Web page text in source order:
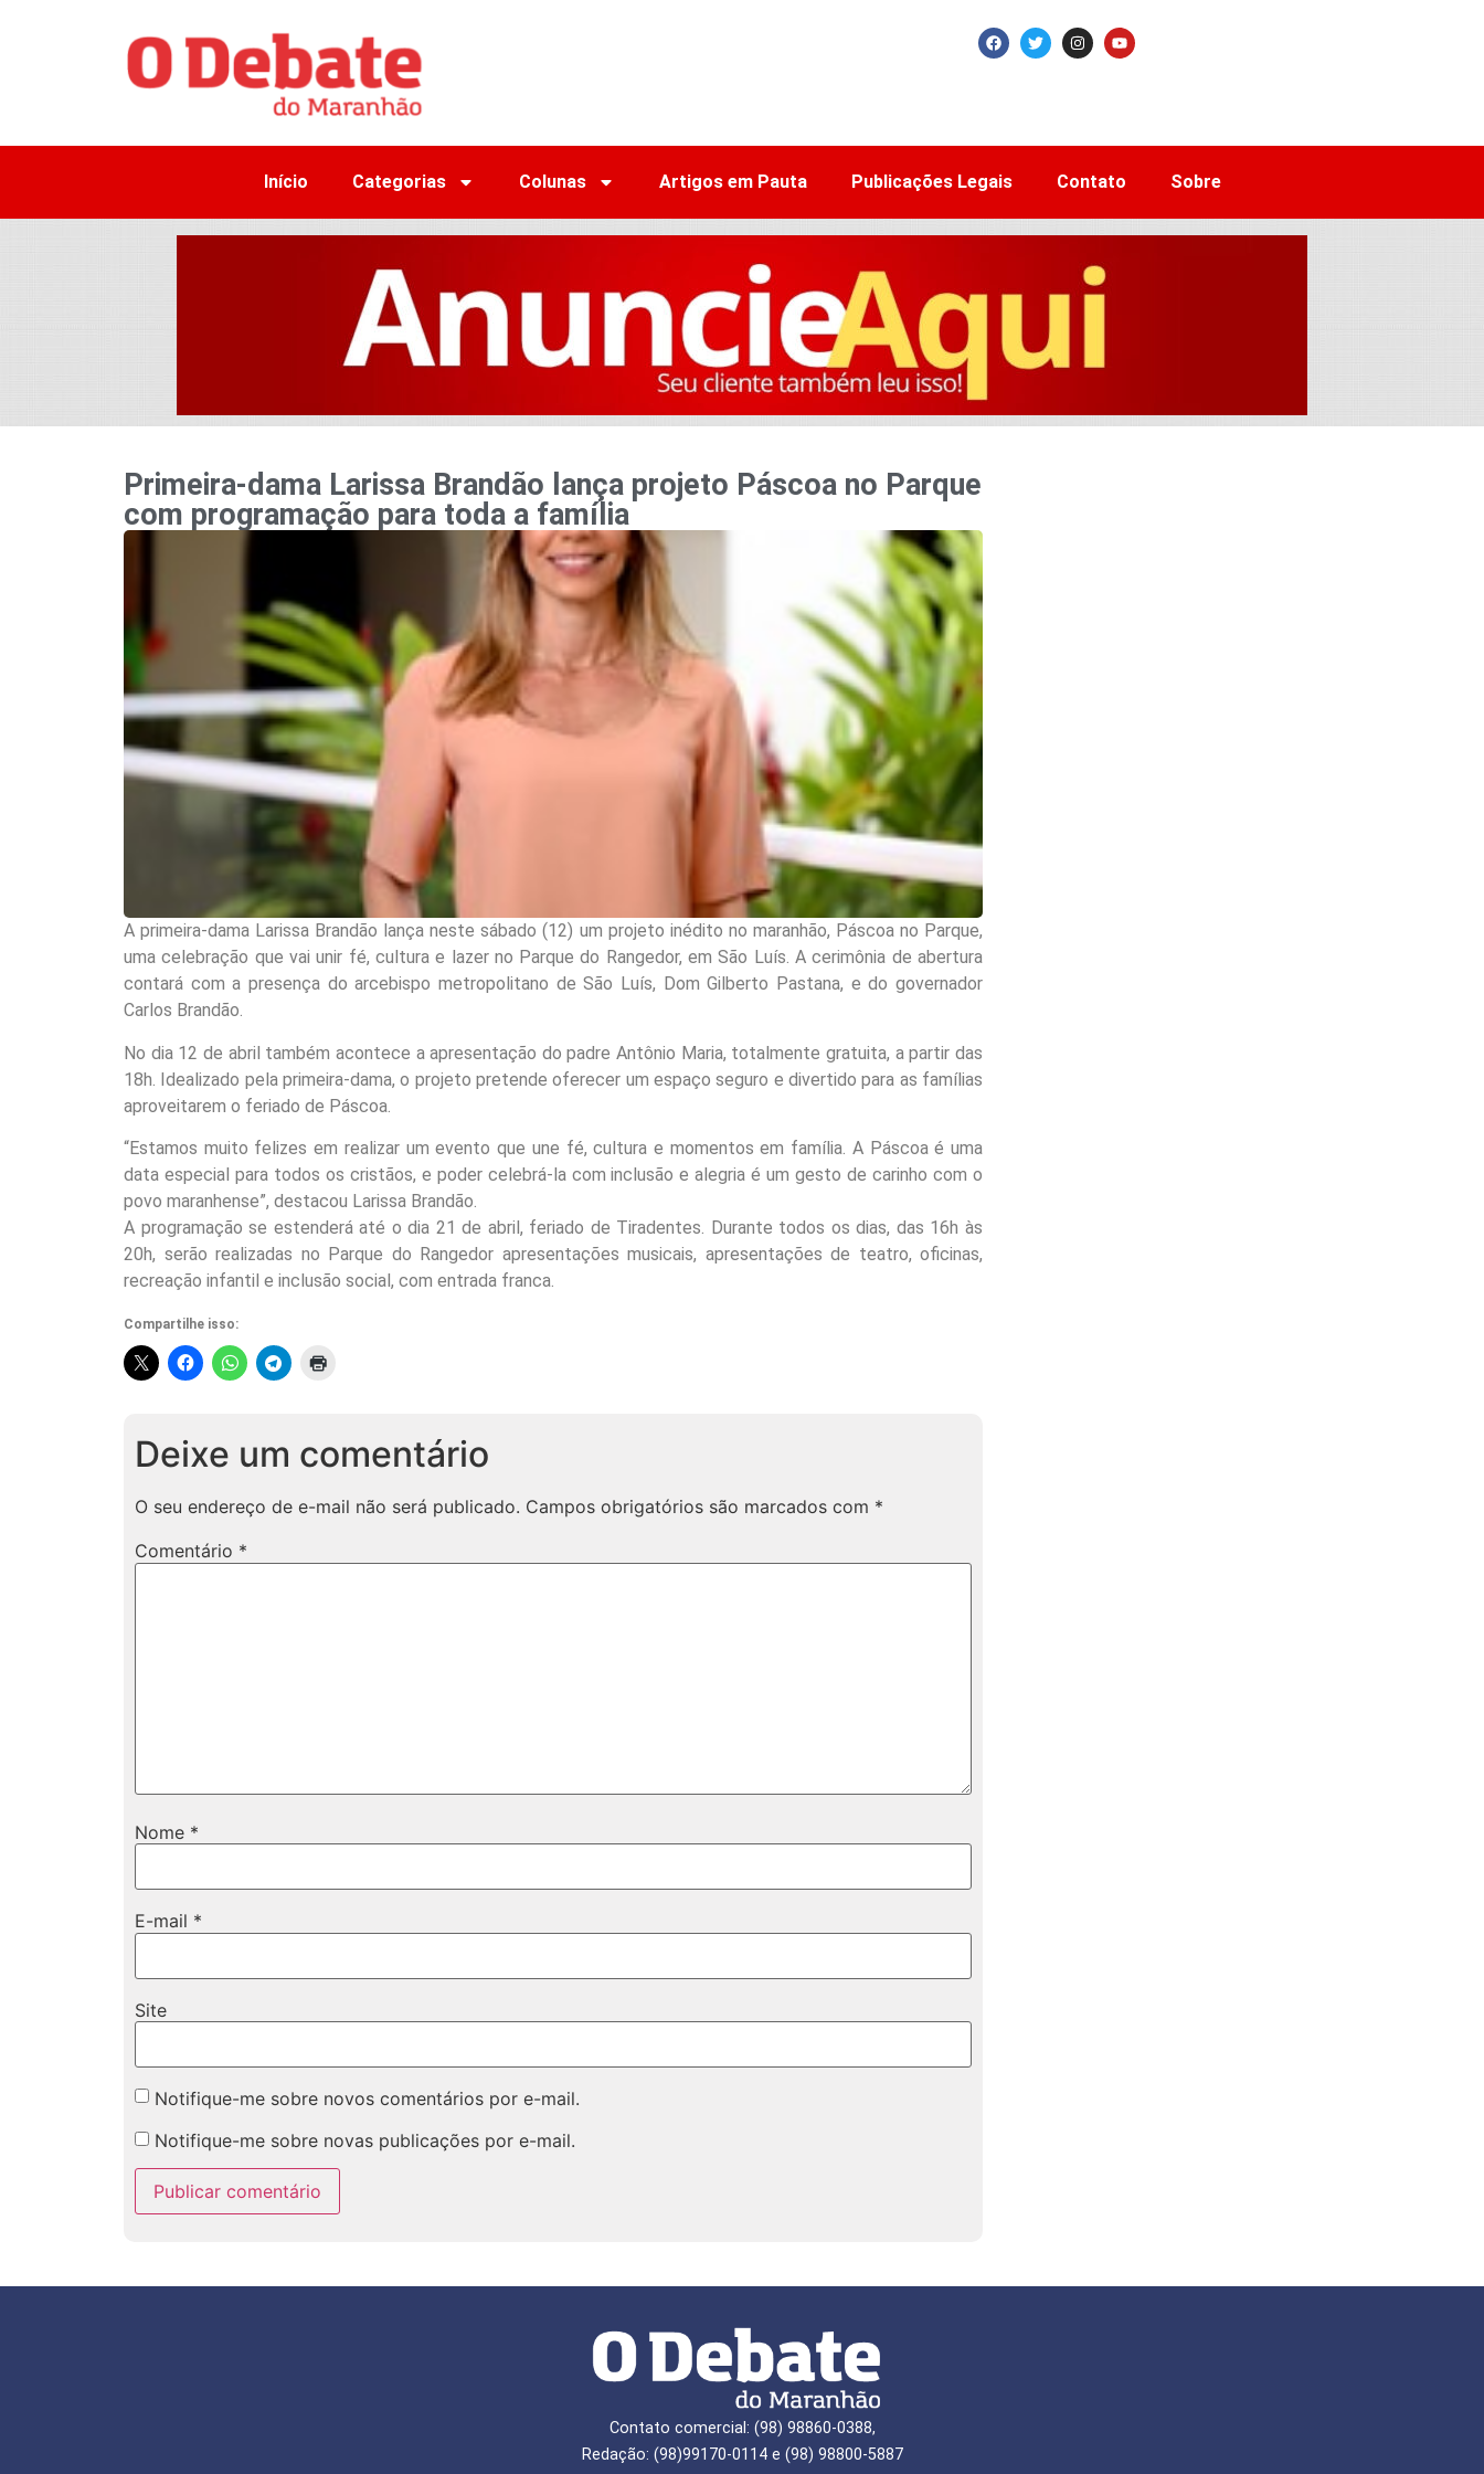
Início Categorias Colunas Artigos em Pauta Publicações Legais Contato Sobre
Primeira-dama Larissa Brandão lança projeto Páscoa no Parque
com programação para toda a família
A primeira-dama Larissa Brandão lança neste sábado (12) um projeto inédito no maranhão, Páscoa no Parque,
uma celebração que vai unir fé, cultura e lazer no Parque do Rangedor, em São Luís. A cerimônia de abertura
contará com a presença do arcebispo metropolitano de São Luís, Dom Gilberto Pastana, e do governador
Carlos Brandão.
No dia 12 de abril também acontece a apresentação do padre Antônio Maria, totalmente gratuita, a partir das
18h. Idealizado pela primeira-dama, o projeto pretende oferecer um espaço seguro e divertido para as famílias
aproveitarem o feriado de Páscoa.
“Estamos muito felizes em realizar um evento que une fé, cultura e momentos em família. A Páscoa é uma
data especial para todos os cristãos, e poder celebrá-la com inclusão e alegria é um gesto de carinho com o
povo maranhense”, destacou Larissa Brandão.
A programação se estenderá até o dia 21 de abril, feriado de Tiradentes. Durante todos os dias, das 16h às
20h, serão realizadas no Parque do Rangedor apresentações musicais, apresentações de teatro, oficinas,
recreação infantil e inclusão social, com entrada franca.
Compartilhe isso:
Deixe um comentário
O seu endereço de e-mail não será publicado. Campos obrigatórios são marcados com *
Comentário *
Nome *
E-mail *
Site
Notifique-me sobre novos comentários por e-mail.
Notifique-me sobre novas publicações por e-mail.
Contato comercial: (98) 98860-0388,
Redação: (98)99170-0114 e (98) 98800-5887